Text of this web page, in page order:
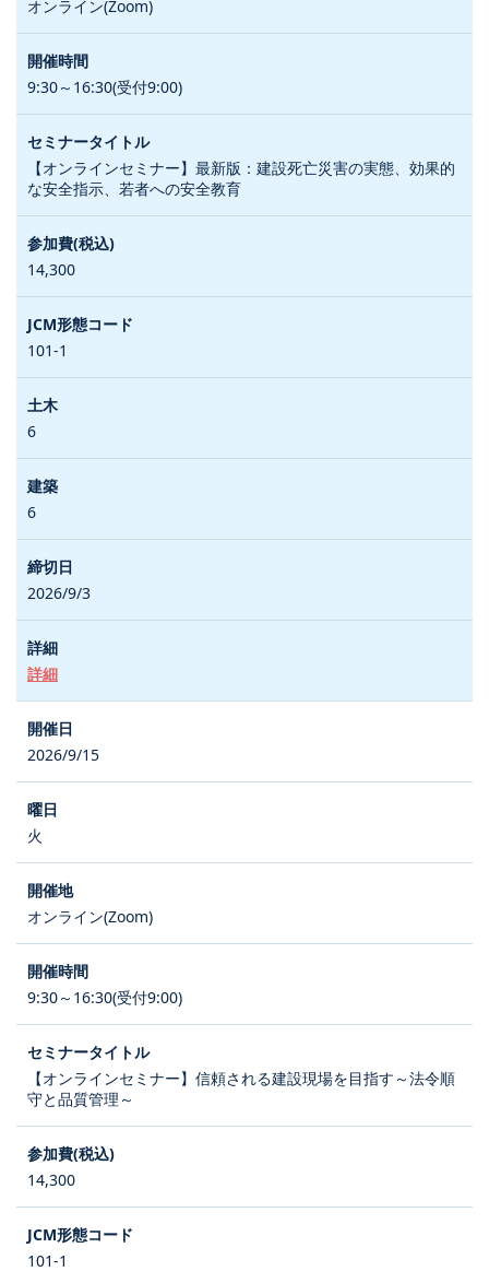
オンライン(Zoom)
9:30～16:30(受付9:00)
【オンラインセミナー】最新版：建設死亡災害の実態、効果的
な安全指示、若者への安全教育
14,300
101-1
6
6
2026/9/3
詳細
2026/9/15
火
オンライン(Zoom)
9:30～16:30(受付9:00)
【オンラインセミナー】信頼される建設現場を目指す～法令順
守と品質管理～
14,300
101-1